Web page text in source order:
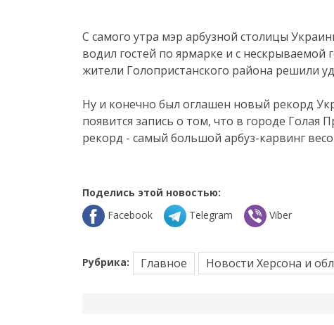
С самого утра мэр арбузной столицы
водил гостей по ярмарке и с
жители Голопристанского района решили
Ну и конечно был оглашен новый рекорд
появится запись о том, что в городе Голая
рекорд - самый большой арбуз-карвинг
Поделись этой новостью:
Facebook
Telegram Viber
Рубрика: Главное Новости Херсона и